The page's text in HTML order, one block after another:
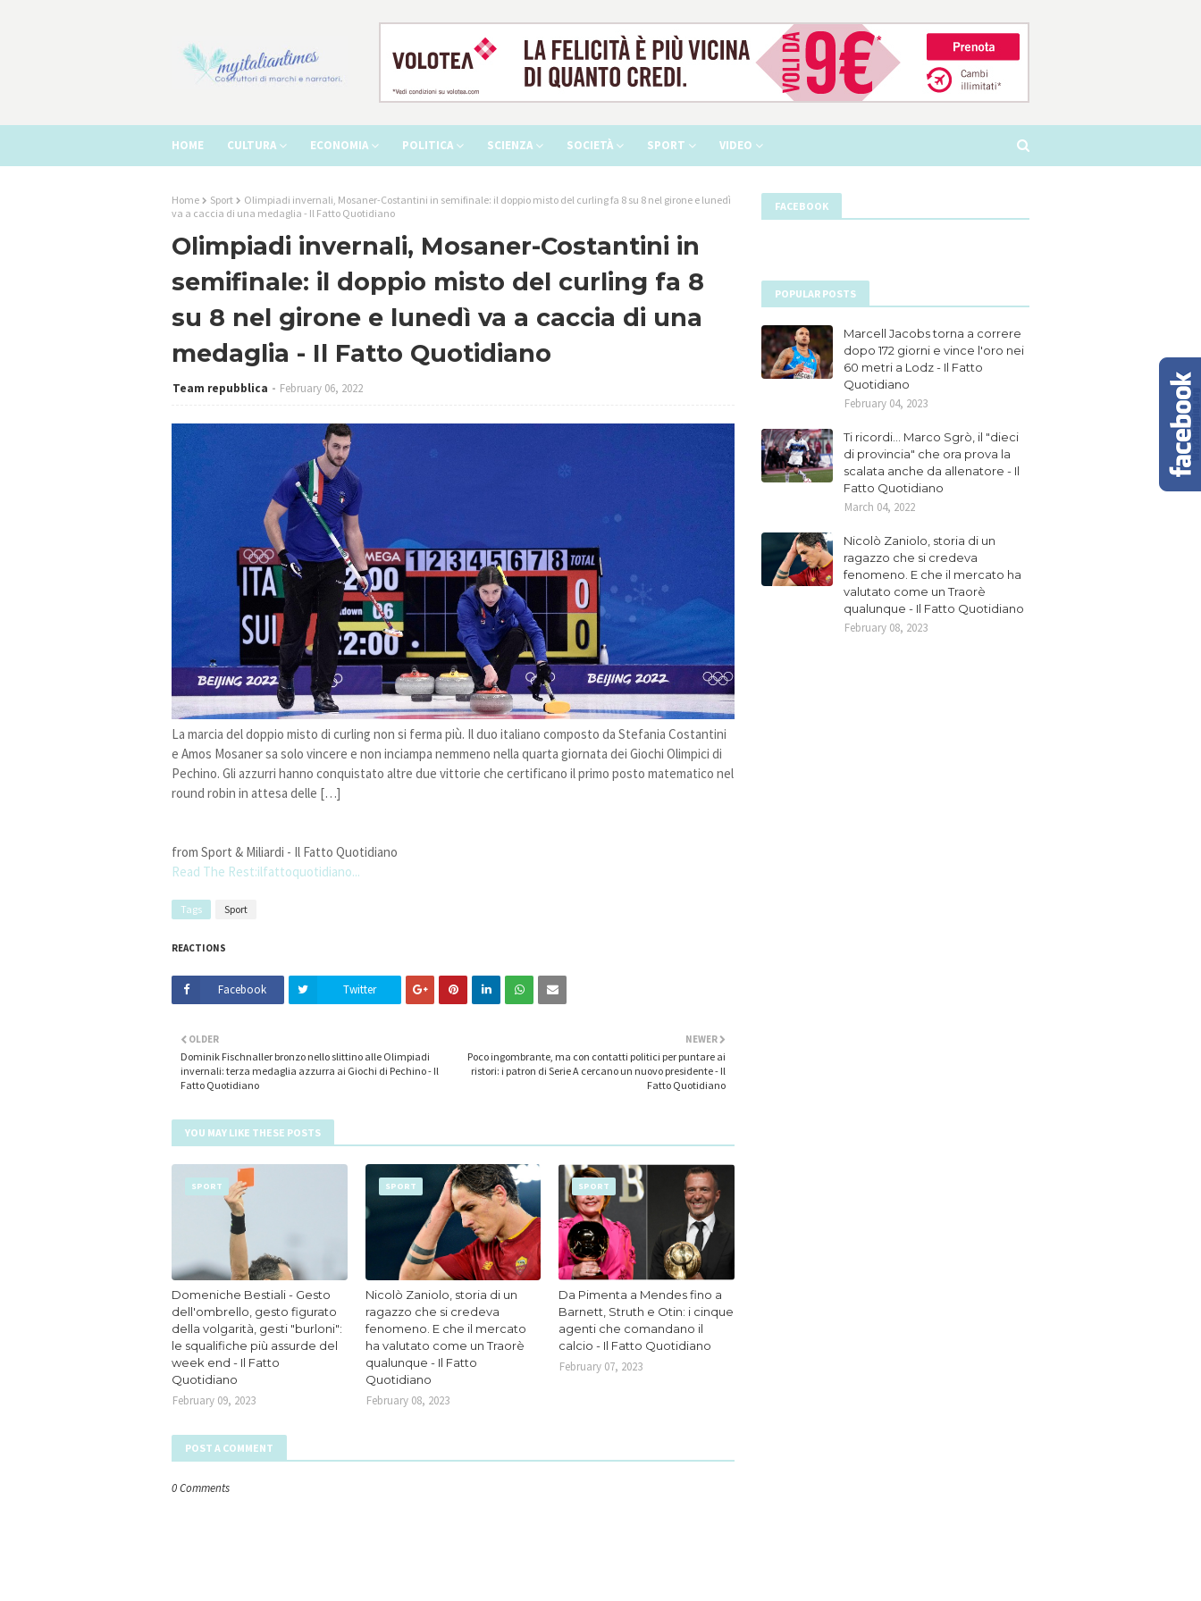
HOME CULTURA ECONOMIA POLITICA SCIENZA SOCIETÀ SPORT VIDEO
Home Sport
Olimpiadi invernali, Mosaner-Costantini in semifinale: il doppio misto del curling fa 8 su 8 nel girone e lunedì
va a caccia di una medaglia - Il Fatto Quotidiano
Olimpiadi invernali, Mosaner-Costantini in
semifinale: il doppio misto del curling fa 8
su 8 nel girone e lunedì va a caccia di una
medaglia - Il Fatto Quotidiano
Team repubblica February 06, 2022
La marcia del doppio misto di curling non si ferma più. Il duo italiano composto da Stefania Costantini
e Amos Mosaner sa solo vincere e non inciampa nemmeno nella quarta giornata dei Giochi Olimpici di
Pechino. Gli azzurri hanno conquistato altre due vittorie che certificano il primo posto matematico nel
round robin in attesa delle […]
from Sport & Miliardi - Il Fatto Quotidiano
Read The Rest:ilfattoquotidiano...
Tags Sport
REACTIONS
Facebook Twitter
NEWER
Poco ingombrante, ma con contatti politici per puntare ai
ristori: i patron di Serie A cercano un nuovo presidente - Il
Fatto Quotidiano
OLDER
Dominik Fischnaller bronzo nello slittino alle Olimpiadi
invernali: terza medaglia azzurra ai Giochi di Pechino - Il
Fatto Quotidiano
YOU MAY LIKE THESE POSTS
SPORT
Domeniche Bestiali - Gesto
dell'ombrello, gesto figurato
della volgarità, gesti "burloni":
le squalifiche più assurde del
week end - Il Fatto
Quotidiano
February 09, 2023
SPORT
Nicolò Zaniolo, storia di un
ragazzo che si credeva
fenomeno. E che il mercato
ha valutato come un Traorè
qualunque - Il Fatto
Quotidiano
February 08, 2023
SPORT
Da Pimenta a Mendes fino a
Barnett, Struth e Otin: i cinque
agenti che comandano il
calcio - Il Fatto Quotidiano
February 07, 2023
POST A COMMENT
0 Comments
FACEBOOK
POPULAR POSTS
Marcell Jacobs torna a correre
dopo 172 giorni e vince l'oro nei
60 metri a Lodz - Il Fatto
Quotidiano
February 04, 2023
Ti ricordi... Marco Sgrò, il "dieci
di provincia" che ora prova la
scalata anche da allenatore - Il
Fatto Quotidiano
March 04, 2022
Nicolò Zaniolo, storia di un
ragazzo che si credeva
fenomeno. E che il mercato ha
valutato come un Traorè
qualunque - Il Fatto Quotidiano
February 08, 2023